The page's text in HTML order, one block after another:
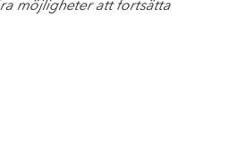
möjligheter att fortsätta